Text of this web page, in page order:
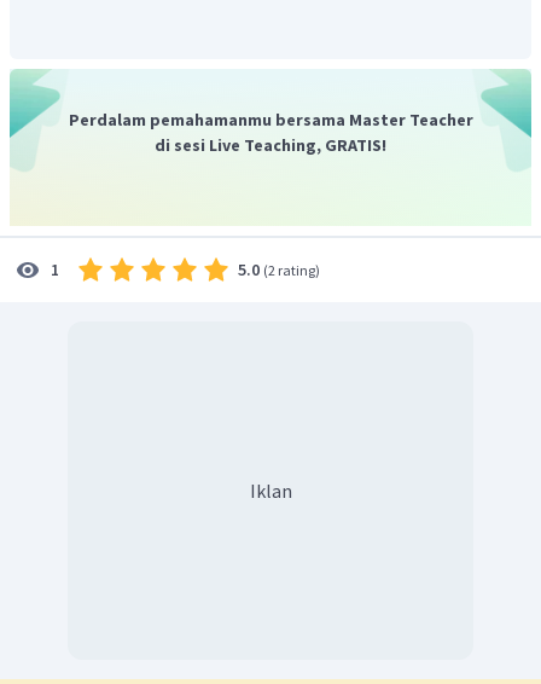
Perdalam pemahamanmu bersama Master Teacher
di sesi Live Teaching, GRATIS!
1 5.0 (2 rating)
Iklan